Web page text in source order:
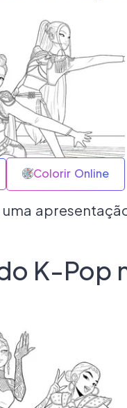
Colorir Online
K-Pop